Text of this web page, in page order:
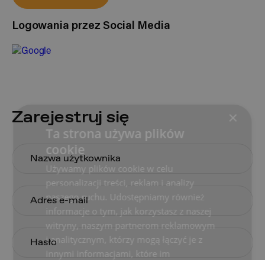
Logowania przez Social Media
Zarejestruj się ×
Ta strona używa plików
cookie
Używamy plików cookie w celu
personalizacji treści, reklam i analizy
naszego ruchu. Udostępniamy również
informacje o tym, jak korzystasz z naszej
witryny, naszym partnerom reklamowym
i analitycznym, którzy mogą łączyć je z
innymi informacjami, które im